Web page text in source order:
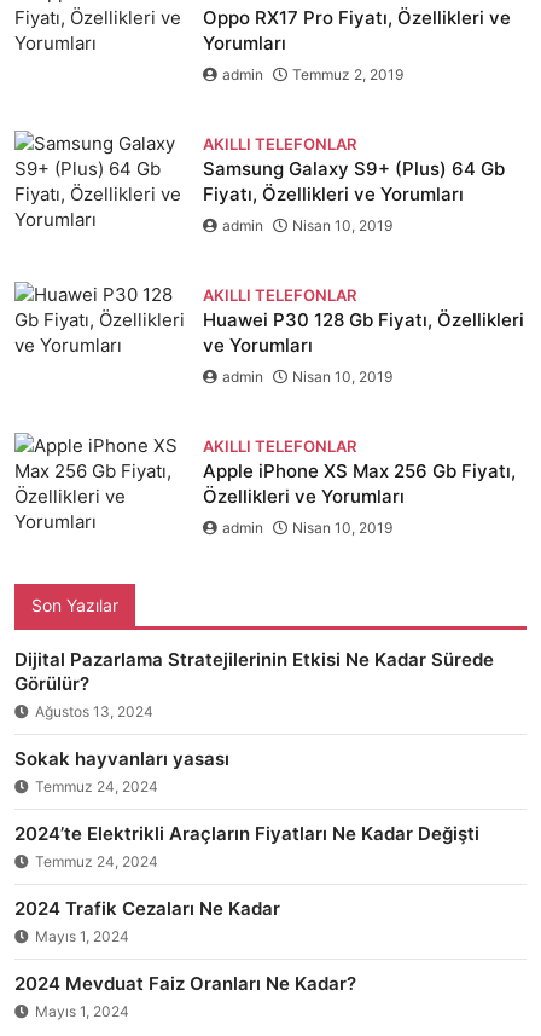
Oppo RX17 Pro Fiyatı, Özellikleri ve
Yorumları
admin Temmuz 2, 2019
AKILLI TELEFONLAR
Samsung Galaxy S9+ (Plus) 64 Gb
Fiyatı, Özellikleri ve Yorumları
admin Nisan 10, 2019
AKILLI TELEFONLAR
Huawei P30 128 Gb Fiyatı, Özellikleri
ve Yorumları
admin Nisan 10, 2019
AKILLI TELEFONLAR
Apple iPhone XS Max 256 Gb Fiyatı,
Özellikleri ve Yorumları
admin Nisan 10, 2019
Son Yazılar
Dijital Pazarlama Stratejilerinin Etkisi Ne Kadar Sürede
Görülür?
Ağustos 13, 2024
Sokak hayvanları yasası
Temmuz 24, 2024
2024’te Elektrikli Araçların Fiyatları Ne Kadar Değişti
Temmuz 24, 2024
2024 Trafik Cezaları Ne Kadar
Mayıs 1, 2024
2024 Mevduat Faiz Oranları Ne Kadar?
Mayıs 1, 2024